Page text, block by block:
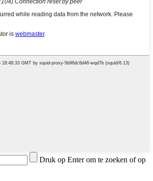
Druk op Enter om te zoeken of op